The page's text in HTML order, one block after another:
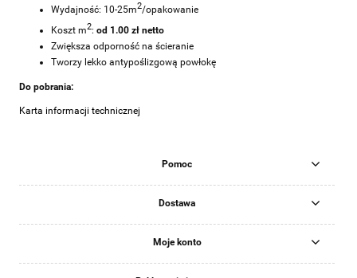
Wydajność: 10-25m2/opakowanie
Koszt m2: od 1.00 zł netto
Zwiększa odporność na ścieranie
Tworzy lekko antypoślizgową powłokę
Do pobrania:
Karta informacji technicznej
Pomoc
Dostawa
Moje konto